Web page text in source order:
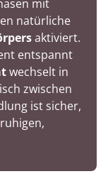
mit
natürliche
aktiviert.
entspannt
wechselt in
zwischen
ist sicher,